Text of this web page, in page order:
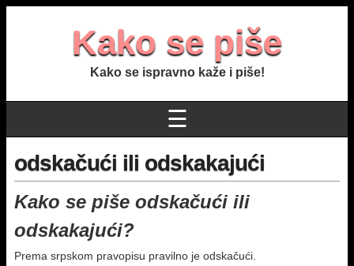
Kako se piše
Kako se ispravno kaže i piše!
☰
odskačući ili odskakajući
Kako se piše odskačući ili
odskakajući?
Prema srpskom pravopisu pravilno je odskačući.